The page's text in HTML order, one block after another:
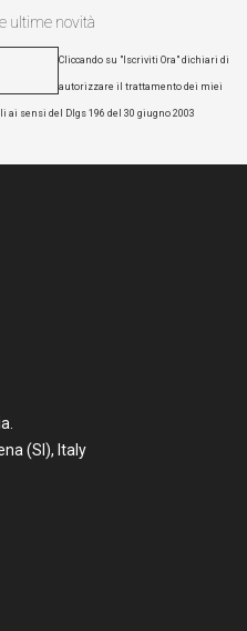
ultime novità
Cliccando su "Iscriviti Ora" dichiari di
autorizzare il trattamento dei miei
ai sensi del Dlgs 196 del 30 giugno 2003
(SI), Italy